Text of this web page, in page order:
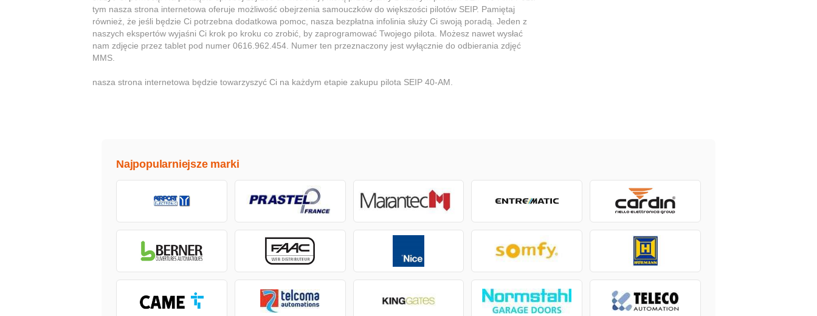
tym nasza strona internetowa oferuje możliwość obejrzenia samouczków do większości pilotów SEIP. Pamiętaj
również, że jeśli będzie Ci potrzebna dodatkowa pomoc, nasza bezpłatna infolinia służy Ci swoją poradą. Jeden z
naszych ekspertów wyjaśni Ci krok po kroku co zrobić, by zaprogramować Twojego pilota. Możesz nawet wysłać
nam zdjęcie przez tablet pod numer 0616.962.454. Numer ten przeznaczony jest wyłącznie do odbierania zdjęć
MMS.
nasza strona internetowa będzie towarzyszyć Ci na każdym etapie zakupu pilota SEIP 40-AM.
Najpopularniejsze marki